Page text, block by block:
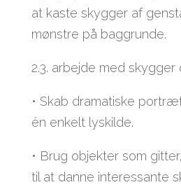
at kaste skygger af
mønstre på baggrunde.
2.3. arbejde med
• Skab dramatiske
én enkelt lyskilde.
• Brug objekter som
til at danne interessante